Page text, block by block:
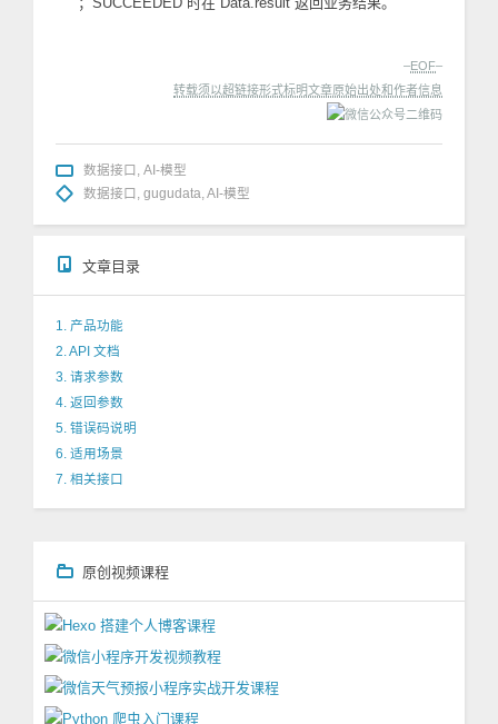
–EOF–
转载须以超链接形式标明文章原始出处和作者信息
数据接口 AI-模型
数据接口 gugudata AI-模型
文章目录
1. 产品功能
2. API 文档
3. 请求参数
4. 返回参数
5. 错误码说明
6. 适用场景
7. 相关接口
原创视频课程